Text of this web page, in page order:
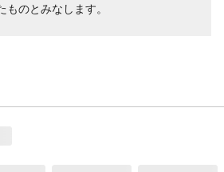
のとみなします。